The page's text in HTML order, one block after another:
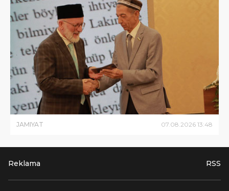
JAMIYAT 07.08.2026 13:48
Reklama RSS